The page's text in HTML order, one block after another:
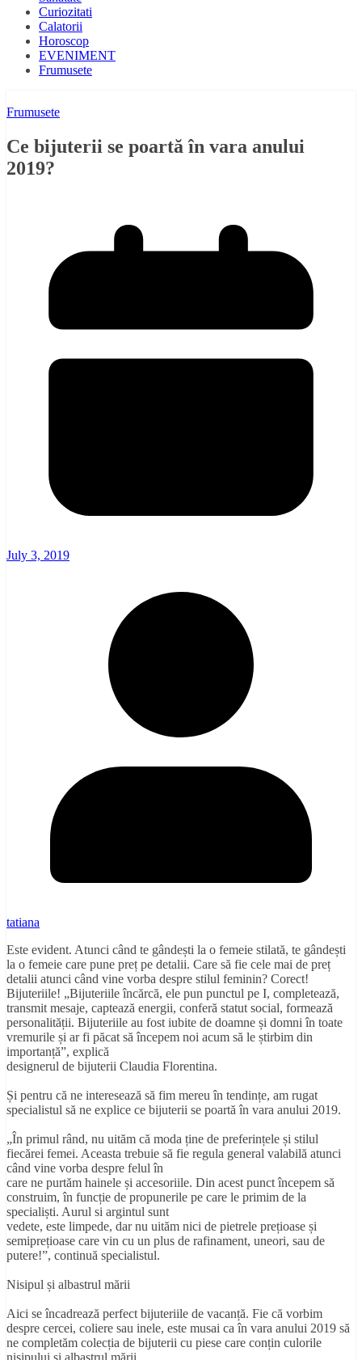
Curiozitati
Calatorii
Horoscop
EVENIMENT
Frumusete
Frumusete
Ce bijuterii se poartă în vara anului
2019?
July 3, 2019
tatiana
Este evident. Atunci când te gândești la o femeie stilată, te gândești
la o femeie care pune preț pe detalii. Care să fie cele mai de preț
detalii atunci când vine vorba despre stilul feminin? Corect!
Bijuteriile! „Bijuteriile încărcă, ele pun punctul pe I, completează,
transmit mesaje, captează energii, conferă statut social, formează
personalității. Bijuteriile au fost iubite de doamne și domni în toate
vremurile și ar fi păcat să începem noi acum să le știrbim din
importanță”, explică
designerul de bijuterii Claudia Florentina.
Și pentru că ne interesează să fim mereu în tendințe, am rugat
specialistul să ne explice ce bijuterii se poartă în vara anului 2019.
„În primul rând, nu uităm că moda ține de preferințele și stilul
fiecărei femei. Aceasta trebuie să fie regula general valabilă atunci
când vine vorba despre felul în
care ne purtăm hainele și accesoriile. Din acest punct începem să
construim, în funcție de propunerile pe care le primim de la
specialiști. Aurul si argintul sunt
vedete, este limpede, dar nu uităm nici de pietrele prețioase și
semiprețioase care vin cu un plus de rafinament, uneori, sau de
putere!”, continuă specialistul.
Nisipul și albastrul mării
Aici se încadrează perfect bijuteriile de vacanță. Fie că vorbim
despre cercei, coliere sau inele, este musai ca în vara anului 2019 să
ne completăm colecția de bijuterii cu piese care conțin culorile
nisipului și albastrul mării.